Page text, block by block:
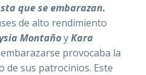
que se embarazan.
de alto rendimiento
MontañoyKara
provocaba la
de sus patrocinios. Este